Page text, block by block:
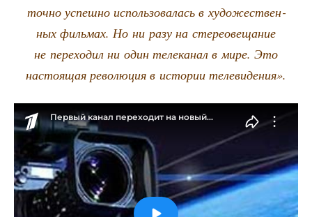
точ­но успеш­но исполь­зо­ва­лась в худо­же­ствен­
ных филь­мах. Но ни разу на сте­рео­ве­ща­ние
не пере­хо­дил ни один теле­ка­нал в мире. Это
насто­я­щая рево­лю­ция в исто­рии телевидения».